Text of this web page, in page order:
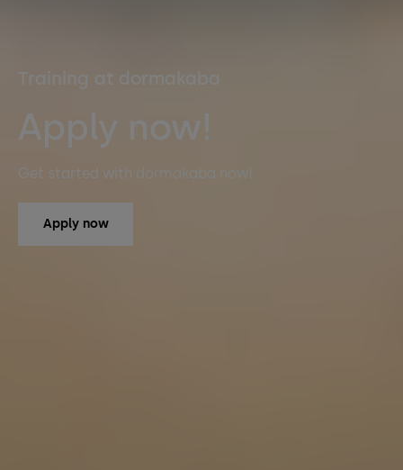
Training at dormakaba
Apply now!
Get started with dormakaba now!
Apply now